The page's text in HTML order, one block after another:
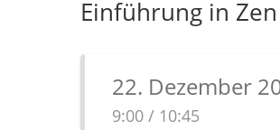
Einführung in
22. Dezember
9:00 / 10:45